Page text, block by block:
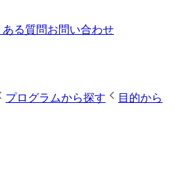
ある質問お問い合わせ
プログラムから探す
目的から